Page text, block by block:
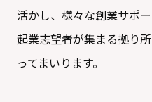
活かし、様々な創業サポ
起業志望者が集まる拠り
ってまいります。